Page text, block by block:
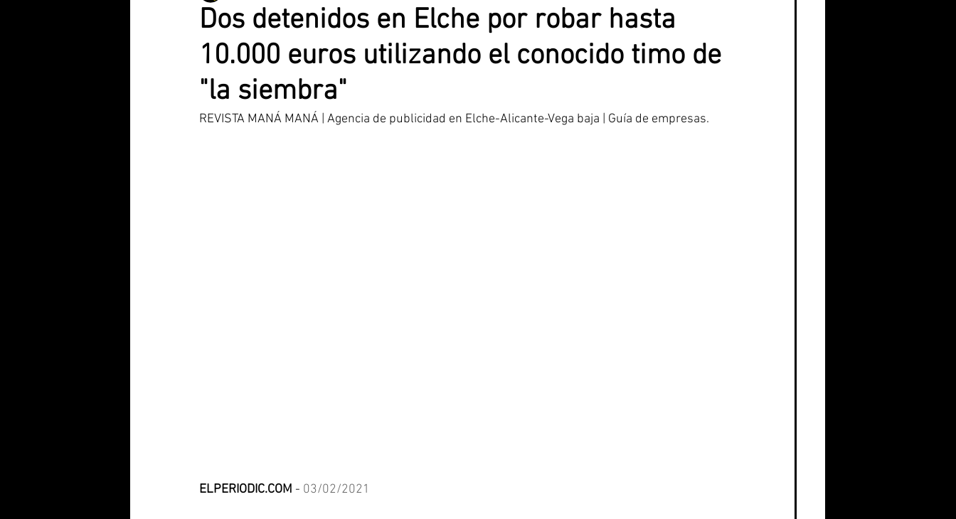
Videojuegos Comunidad Valenciana Alicante Santa Pola Benidorm
Dos detenidos en Elche por robar hasta
10.000 euros utilizando el conocido timo de
"la siembra"
REVISTA MANÁ MANÁ | Agencia de publicidad en Elche-Alicante-Vega baja | Guía de empresas.
ELPERIODIC.COM - 03/02/2021